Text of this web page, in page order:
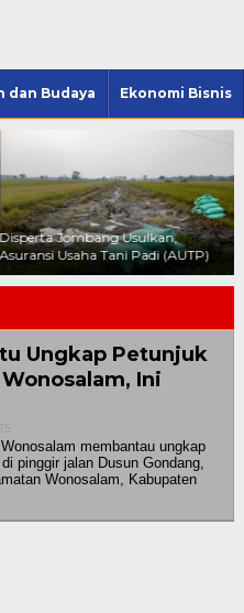
dan Budaya Ekonomi Bisnis
Disperta Jombang Usulkan,
Asuransi Usaha Tani Padi (AUTP)
Ungkap Petunjuk
Ini
Redaksijatimkitamembantau ungkap
pinggir jalan Dusun Gondang,
Wonosalam, Kabupaten